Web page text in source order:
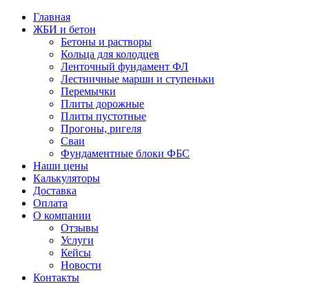
Главная
ЖБИ и бетон
Бетоны и растворы
Кольца для колодцев
Ленточный фундамент ФЛ
Лестничные марши и ступеньки
Перемычки
Плиты дорожные
Плиты пустотные
Прогоны, ригеля
Сваи
Фундаментные блоки ФБС
Наши цены
Калькуляторы
Доставка
Оплата
О компании
Отзывы
Услуги
Кейсы
Новости
Контакты